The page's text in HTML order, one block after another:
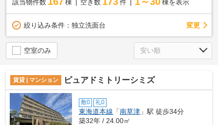
該当物件数 棟 空き数 件 棟を表示
絞り込み条件： 独立洗面台 変更
空室のみ
賃貸 | マンション ピュアドミトリーシミズ
敷0 礼0
東海道本線 「南草津 」駅 徒歩34分
築32年 / 24.00㎡